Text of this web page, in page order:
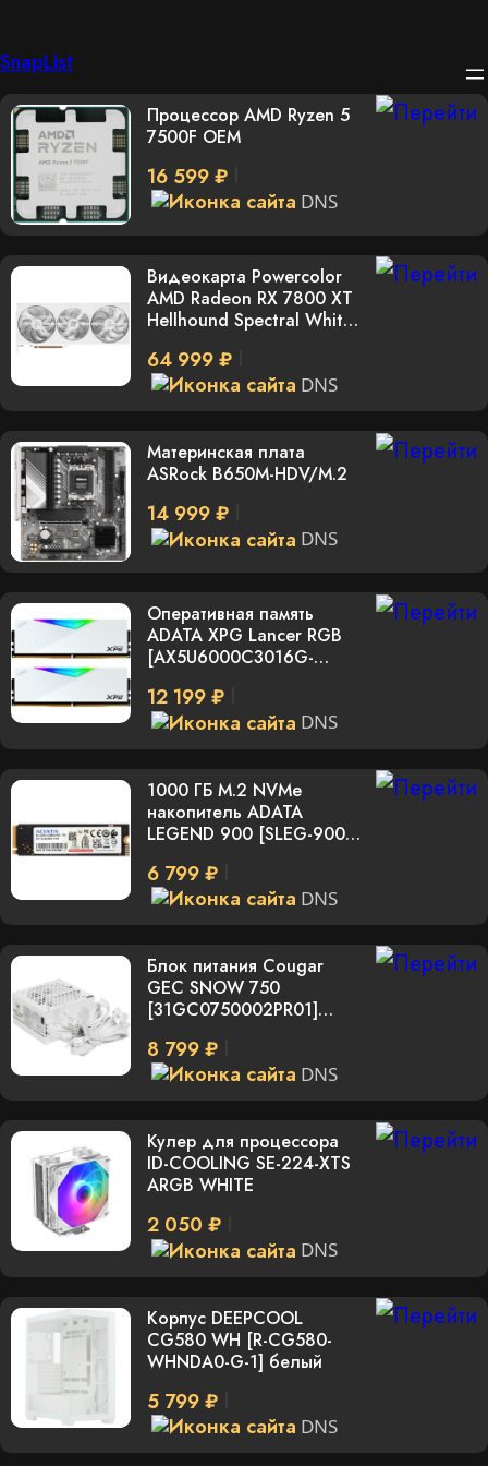
Перейти
к
содержимому
SnapList
Процессор AMD Ryzen 5
7500F OEM
16 599 ₽
DNS
Видеокарта Powercolor
AMD Radeon RX 7800 XT
Hellhound Spectral White
L/OC/WHITE]
64 999 ₽
DNS
Материнская плата
ASRock B650M-HDV/M.2
14 999 ₽
DNS
Оперативная память
ADATA XPG Lancer RGB
[AX5U6000C3016G-
12 199 ₽
DNS
1000 ГБ M.2 NVMe
накопитель ADATA
LEGEND 900 [SLEG-900-
6 799 ₽
DNS
Блок питания Cougar
GEC SNOW 750
[31GC0750002PR01]
8 799 ₽
DNS
Кулер для процессора
ID-COOLING SE-224-XTS
ARGB WHITE
2 050 ₽
DNS
Корпус DEEPCOOL
CG580 WH [R-CG580-
WHNDA0-G-1] белый
5 799 ₽
DNS